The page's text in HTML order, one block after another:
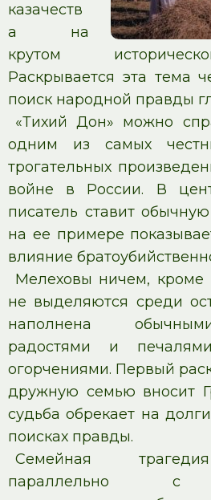
казачеств
а на
крутом
Раскрывается эта тема
поиск народной правды
«Тихий Дон» можно
одним из самых
трогательных
войне в России. В
писатель ставит
на ее примере
влияние
Мелеховы ничем, кроме
не выделяются среди
наполнена
радостями и
огорчениями. Первый
дружную семью вносит
судьба обрекает на
поисках правды.
Семейная
параллельно с